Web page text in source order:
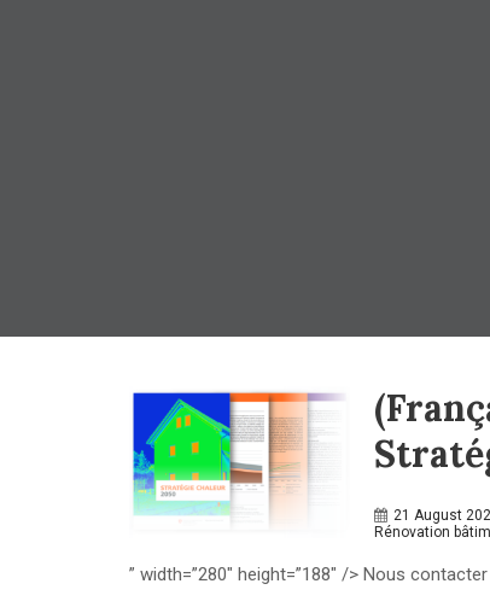
21 August
Rénovation
” width=”280″ height=”188″ /> Nous